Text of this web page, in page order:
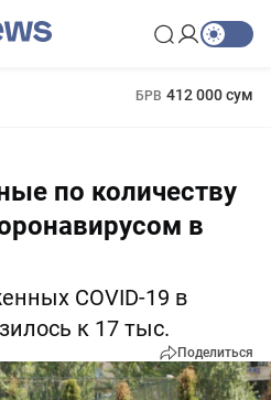
БРВ 412 000 сум
по количеству
в
COVID-19 в
к 17 тыс.
Поделиться